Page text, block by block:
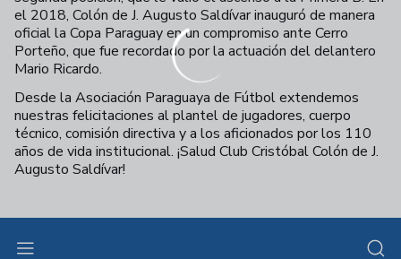
el 2018, Colón de J. Augusto Saldívar inauguró de manera
oficial la Copa Paraguay en un compromiso ante Cerro
Porteño, que fue recordado por la actuación del delantero
Mario Ricardo.
Desde la Asociación Paraguaya de Fútbol extendemos
nuestras felicitaciones al plantel de jugadores, cuerpo
técnico, comisión directiva y a los aficionados por los 110
años de vida institucional. ¡Salud Club Cristóbal Colón de J.
Augusto Saldívar!